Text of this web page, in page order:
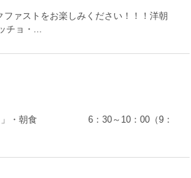
ァストをお楽しみください！！！洋朝
チョ・...
ジ）」・朝食 6：30～10：00（9：